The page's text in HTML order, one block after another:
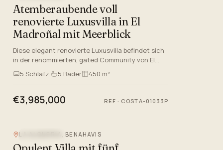
Atemberaubende voll
renovierte Luxusvilla in El
Madroñal mit Meerblick
Diese elegant renovierte Luxusvilla befindet sich
in der renommierten, gated Community von El
Madroñal in Benahavis, Málaga, und bietet sowohl
Privatsphäre als…
5 Schlafz. 5 Bäder 450 m²
€3,985,000 REF · COSTA-01033P
LA ALQUERIA, BENAHAVIS